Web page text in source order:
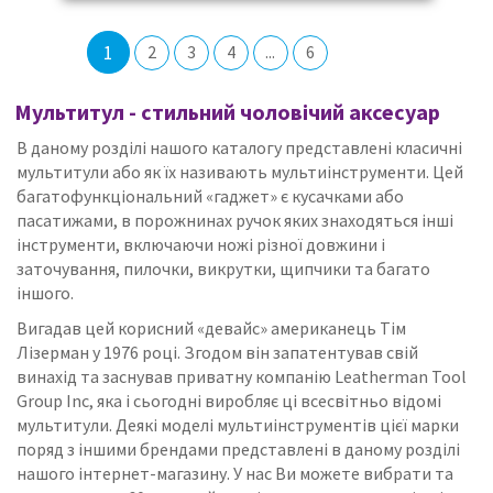
1 2 3 4 ... 6
Мультитул - стильний чоловічий аксесуар
В даному розділі нашого каталогу представлені класичні
мультитули або як їх називають мультиінструменти. Цей
багатофункціональний «гаджет» є кусачками або
пасатижами, в порожнинах ручок яких знаходяться інші
інструменти, включаючи ножі різної довжини і
заточування, пилочки, викрутки, щипчики та багато
іншого.
Вигадав цей корисний «девайс» американець Тім
Лізерман у 1976 році. Згодом він запатентував свій
винахід та заснував приватну компанію Leatherman Tool
Group Inc, яка і сьогодні виробляє ці всесвітньо відомі
мультитули.Деякі моделі мультиінструментів цієї марки
поряд з іншими брендами представлені в даному розділі
нашого інтернет-магазину.У нас Ви можете вибрати та